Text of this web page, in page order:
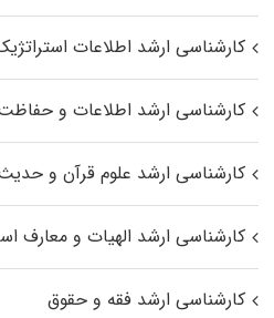
کارشناسی ارشد اطلاعات
کارشناسی ارشد اطلاعات و
کارشناسی ارشد علوم قرآن و
کارشناسی ارشد الهیات و
کارشناسی ارشد فقه و حقوق